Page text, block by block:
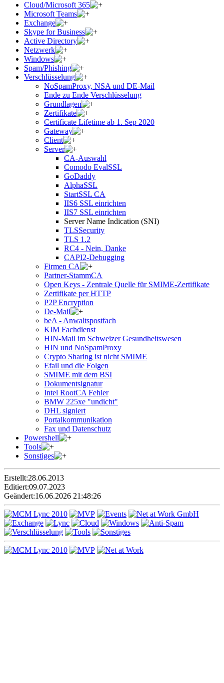
Cloud/Microsoft 365
Microsoft Teams
Exchange
Skype for Business
Active Directory
Netzwerk
Windows
Spam/Phishing
Verschlüsselung
NoSpamProxy, NSA und DE-Mail
Ende zu Ende Verschlüsselung
Grundlagen
Zertifikate
Certificate Lifetime ab 1. Sep 2020
Gateway
Client
Server
CA-Auswahl
Comodo EvalSSL
GoDaddy
AlphaSSL
StartSSL CA
IIS6 SSL einrichten
IIS7 SSL einrichten
Server Name Indication (SNI)
TLSSecurity
TLS 1.2
RC4 - Nein, Danke
CAPI2-Debugging
Firmen CA
Partner-StammCA
Open Keys - Zentrale Quelle für SMIME-Zertifikate
Zertifikate per HTTP
P2P Encryption
De-Mail
beA - Anwaltspostfach
KIM Fachdienst
HIN-Mail im Schweizer Gesundheitswesen
HIN und NoSpamProxy
Crypto Sharing ist nicht SMIME
Efail und die Folgen
SMIME mit dem BSI
Dokumentsignatur
Intel RootCA Fehler
BMW 225xe "undicht"
DHL signiert
Portalkommunikation
Fax und Datenschutz
Powershell
Tools
Sonstiges
Erstellt:28.06.2013
Editiert:09.07.2023
Geändert:16.06.2026 21:48:26